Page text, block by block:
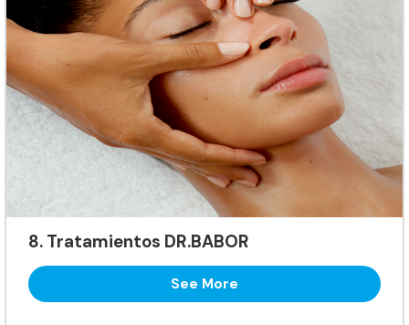
8. Tratamientos DR.BABOR
See More